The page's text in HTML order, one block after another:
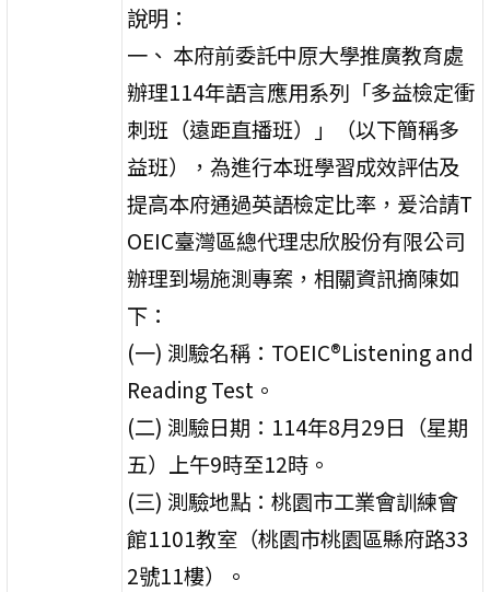
說明：
一、 本府前委託中原大學推廣教育處
辦理114年語言應用系列「多益檢定衝
刺班（遠距直播班）」（以下簡稱多
益班），為進行本班學習成效評估及
提高本府通過英語檢定比率，爰洽請T
OEIC臺灣區總代理忠欣股份有限公司
辦理到場施測專案，相關資訊摘陳如
下：
(一) 測驗名稱：TOEIC®Listening and
Reading Test。
(二) 測驗日期：114年8月29日（星期
五）上午9時至12時。
(三) 測驗地點：桃園市工業會訓練會
館1101教室（桃園市桃園區縣府路33
2號11樓）。